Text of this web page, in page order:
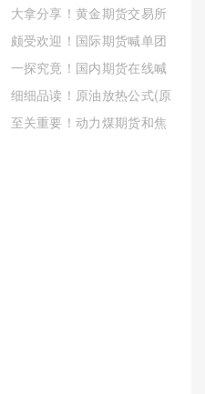
资者的双刃剑)
大拿分享！黄金期货交易所
理解和应对这一重要环节）
颇受欢迎！国际期货喊单团
一探究竟！国内期货在线喊
细细品读！原油放热公式(原
至关重要！动力煤期货和焦